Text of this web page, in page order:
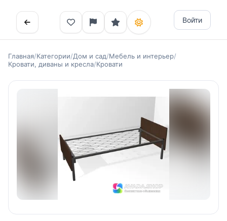
Войти
Главная/Категории/Дом и сад/Мебель и интерьер/
Кровати, диваны и кресла/Кровати